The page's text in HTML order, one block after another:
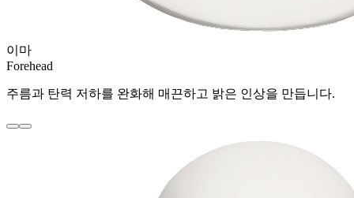
이마
Forehead
주름과 탄력 저하를 완화해 매끈하고 밝은 인상을 만듭니다.